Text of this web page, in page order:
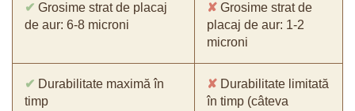
✔ Grosime strat de placaj
de aur: 6-8 microni
✘ Grosime strat de
placaj de aur: 1-2
microni
✔ Durabilitate maximă în
timp
✘ Durabilitate limitată
în timp (câteva